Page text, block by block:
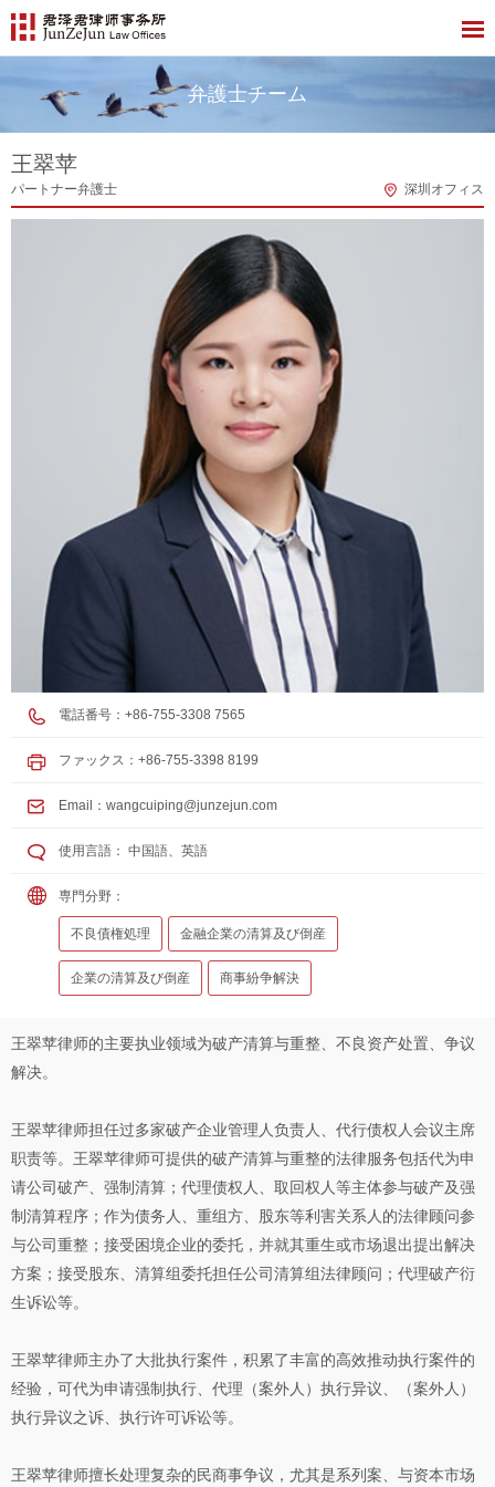
弁護士チーム
王翠苹
パートナー弁護士 深圳オフィス
電話番号：+86-755-3308 7565
ファックス：+86-755-3398 8199
Email： wangcuiping@junzejun.com
使用言語： 中国語、英語
専門分野：
不良債権処理 金融企業の清算及び倒産
企業の清算及び倒産 商事紛争解決
王翠苹律师的主要执业领域为破产清算与重整、不良资产处置、争议
解决。
王翠苹律师担任过多家破产企业管理人负责人、代行债权人会议主席
职责等。王翠苹律师可提供的破产清算与重整的法律服务包括代为申
请公司破产、强制清算；代理债权人、取回权人等主体参与破产及强
制清算程序；作为债务人、重组方、股东等利害关系人的法律顾问参
与公司重整；接受困境企业的委托，并就其重生或市场退出提出解决
方案；接受股东、清算组委托担任公司清算组法律顾问；代理破产衍
生诉讼等。
王翠苹律师主办了大批执行案件，积累了丰富的高效推动执行案件的
经验，可代为申请强制执行、代理（案外人）执行异议、（案外人）
执行异议之诉、执行许可诉讼等。
王翠苹律师擅长处理复杂的民商事争议，尤其是系列案、与资本市场